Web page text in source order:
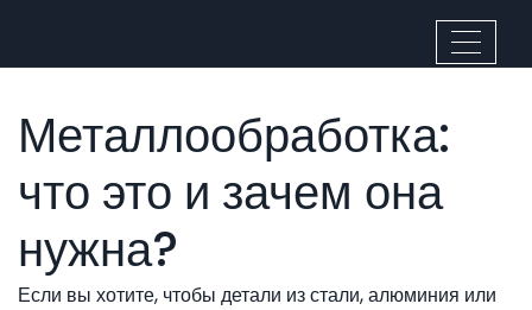
Металлообработка:
что это и зачем она
нужна?
Если вы хотите, чтобы детали из стали, алюминия или